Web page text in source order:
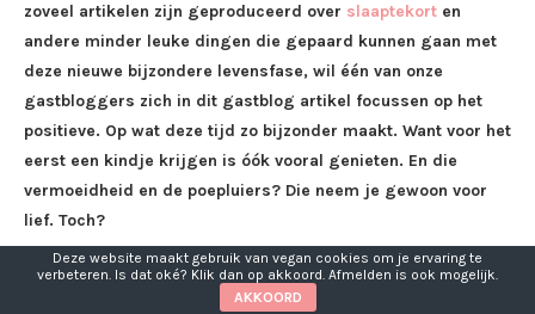
zoveel artikelen zijn geproduceerd over slaaptekort en
andere minder leuke dingen die gepaard kunnen gaan met
deze nieuwe bijzondere levensfase, wil één van onze
gastbloggers zich in dit gastblog artikel focussen op het
positieve. Op wat deze tijd zo bijzonder maakt. Want voor het
eerst een kindje krijgen is óók vooral genieten. En die
vermoeidheid en de poepluiers? Die neem je gewoon voor
lief. Toch?
Je ervaart een groot overweldigend
Deze website maakt gebruik van vegan cookies om je ervaring te
verbeteren. Is dat oké? Klik dan op akkoord. Afmelden is ook mogelijk.
AKKOORD